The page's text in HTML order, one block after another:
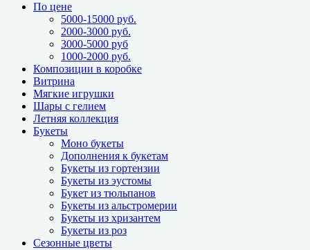
По цене
5000-15000 руб.
2000-3000 руб.
3000-5000 руб
1000-2000 руб.
Композиции в коробке
Витрина
Мягкие игрушки
Шары с гелием
Летняя коллекция
Букеты
Моно букеты
Дополнения к букетам
Букеты из гортензии
Букеты из эустомы
Букет из тюльпанов
Букеты из альстромерии
Букеты из хризантем
Букеты из роз
Сезонные цветы